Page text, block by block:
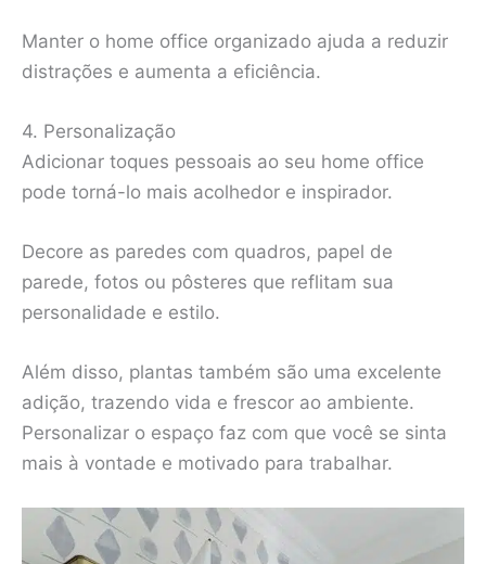
Manter o home office organizado ajuda a reduzir
distrações e aumenta a eficiência.
4. Personalização
Adicionar toques pessoais ao seu home office
pode torná-lo mais acolhedor e inspirador.
Decore as paredes com quadros, papel de
parede, fotos ou pôsteres que reflitam sua
personalidade e estilo.
Além disso, plantas também são uma excelente
adição, trazendo vida e frescor ao ambiente.
Personalizar o espaço faz com que você se sinta
mais à vontade e motivado para trabalhar.